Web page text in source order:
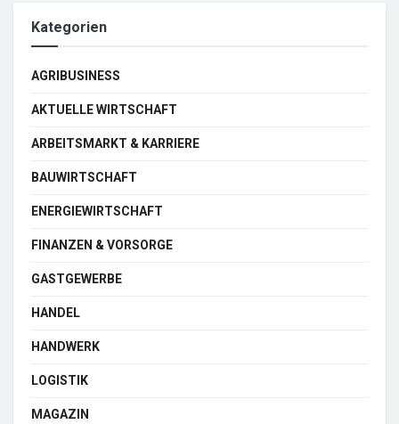
Kategorien
AGRIBUSINESS
AKTUELLE WIRTSCHAFT
ARBEITSMARKT & KARRIERE
BAUWIRTSCHAFT
ENERGIEWIRTSCHAFT
FINANZEN & VORSORGE
GASTGEWERBE
HANDEL
HANDWERK
LOGISTIK
MAGAZIN